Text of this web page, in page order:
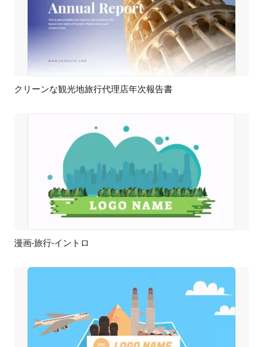
プレビュー AI再生成
クリーンな観光地旅行代理店年次報告書
プレビュー
漫画-旅行-イントロ